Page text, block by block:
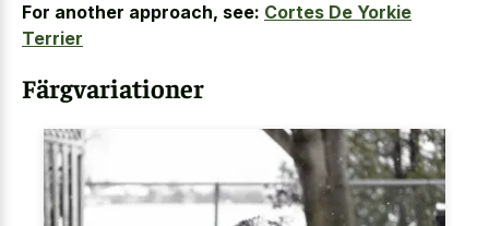
For another approach, see: Cortes De Yorkie
Terrier
Färgvariationer